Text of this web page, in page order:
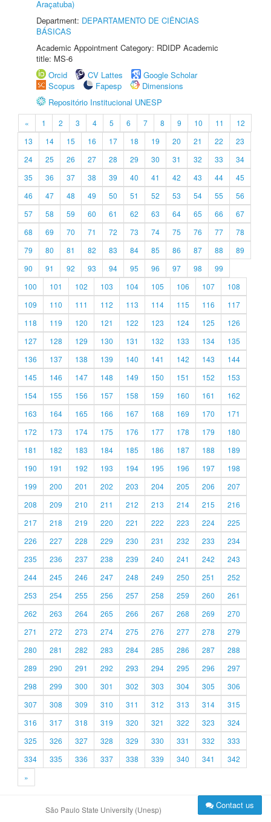
Araçatuba)
Department: DEPARTAMENTO DE CIÊNCIAS
BÁSICAS
Academic Appointment Category: RDIDP Academic
title: MS-6
Orcid
CV Lattes
Google Scholar
Scopus
Fapesp
Dimensions
Repositório Institucional UNESP
« 1 2 3 4 5 6 7 8 9 10 11
12
13
14 15 16 17 18 19 20 21 22
23
24
25 26 27 28 29 30 31 32 33
34
35
36 37 38 39 40 41 42 43 44
45
46
47 48 49 50 51 52 53 54 55
56
57
58 59 60 61 62 63 64 65 66
67
68
69 70 71 72 73 74 75 76 77
78
79
80 81 82 83 84 85 86 87 88
89
90
91 92 93 94 95 96 97 98
99
100
101 102 103 104 105 106 107
108
109
110 111 112 113 114 115 116
117
118
119 120 121 122 123 124 125
126
127
128 129 130 131 132 133 134
135
136
137 138 139 140 141 142 143
144
145
146 147 148 149 150 151 152
153
154
155 156 157 158 159 160 161
162
163
164 165 166 167 168 169 170
171
172
173 174 175 176 177 178 179
180
181
182 183 184 185 186 187 188
189
190
191 192 193 194 195 196 197
198
199
200 201 202 203 204 205 206
207
208
209 210 211 212 213 214 215
216
217
218 219 220 221 222 223 224
225
226
227 228 229 230 231 232 233
234
235
236 237 238 239 240 241 242
243
244
245 246 247 248 249 250 251
252
253
254 255 256 257 258 259 260
261
262
263 264 265 266 267 268 269
270
271
272 273 274 275 276 277 278
279
280
281 282 283 284 285 286 287
288
289
290 291 292 293 294 295 296
297
298
299 300 301 302 303 304 305
306
307
308 309 310 311 312 313 314
315
316
317 318 319 320 321 322 323
324
325
326 327 328 329 330 331 332
333
334
335 336 337 338 339 340 341
342
»
São Paulo State University (Unesp) Contact us